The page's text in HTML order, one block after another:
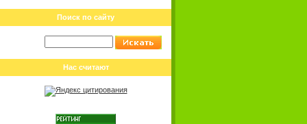
Поиск по сайту
Нас считают